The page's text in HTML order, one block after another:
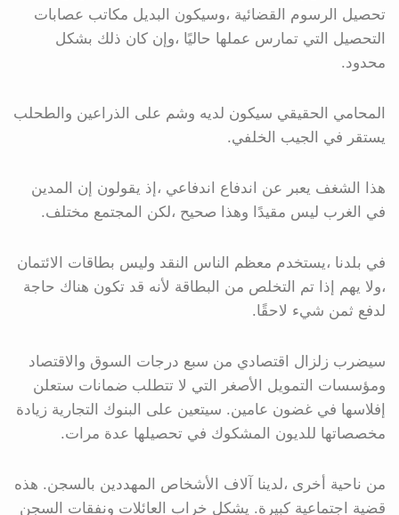
تحصيل الرسوم القضائية ،وسيكون البديل مكاتب عصابات
التحصيل التي تمارس عملها حاليًا ،وإن كان ذلك بشكل
محدود.
المحامي الحقيقي سيكون لديه وشم على الذراعين والطحلب
يستقر في الجيب الخلفي.
هذا الشغف يعبر عن اندفاع اندفاعي ،إذ يقولون إن المدين
في الغرب ليس مقيدًا وهذا صحيح ،لكن المجتمع مختلف.
في بلدنا ،يستخدم معظم الناس النقد وليس بطاقات الائتمان
،ولا يهم إذا تم التخلص من البطاقة لأنه قد تكون هناك حاجة
لدفع ثمن شيء لاحقًا.
سيضرب زلزال اقتصادي من سبع درجات السوق والاقتصاد
ومؤسسات التمويل الأصغر التي لا تتطلب ضمانات ستعلن
إفلاسها في غضون عامين. سيتعين على البنوك التجارية زيادة
مخصصاتها للديون المشكوك في تحصيلها عدة مرات.
من ناحية أخرى ،لدينا آلاف الأشخاص المهددين بالسجن. هذه
قضية اجتماعية كبيرة. يشكل خراب العائلات ونفقات السجن